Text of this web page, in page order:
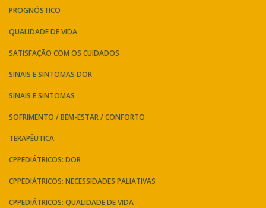
PROGNÓSTICO
QUALIDADE DE VIDA
SATISFAÇÃO COM OS CUIDADOS
SINAIS E SINTOMAS DOR
SINAIS E SINTOMAS
SOFRIMENTO / BEM-ESTAR / CONFORTO
TERAPÊUTICA
CPPEDIÁTRICOS: DOR
CPPEDIÁTRICOS: NECESSIDADES PALIATIVAS
CPPEDIÁTRICOS: QUALIDADE DE VIDA